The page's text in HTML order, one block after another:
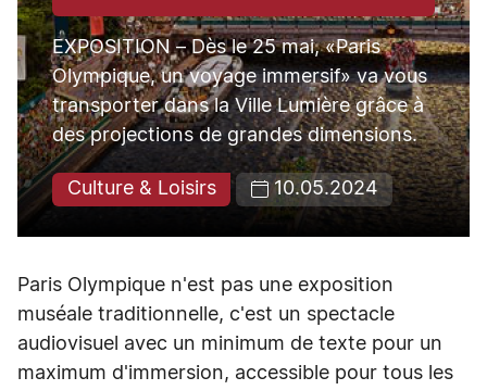
EXPOSITION – Dès le 25 mai, «Paris
Olympique, un voyage immersif» va vous
transporter dans la Ville Lumière grâce à
des projections de grandes dimensions.
Culture & Loisirs 10.05.2024
Paris Olympique n'est pas une exposition
muséale traditionnelle, c'est un spectacle
audiovisuel avec un minimum de texte pour un
maximum d'immersion, accessible pour tous les